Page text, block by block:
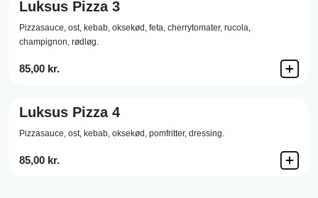
Luksus Pizza 3
Pizzasauce, ost, kebab, oksekød, feta, cherrytomater, rucola,
champignon, rødløg.
85,00 kr.
Luksus Pizza 4
Pizzasauce, ost, kebab, oksekød, pomfritter, dressing.
85,00 kr.